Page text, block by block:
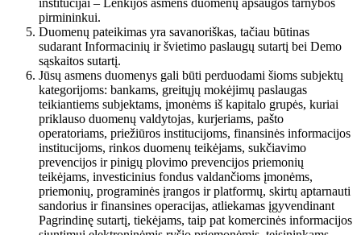
institucijai – Lenkijos asmens duomenų apsaugos tarnybos
pirmininkui.
Duomenų pateikimas yra savanoriškas, tačiau būtinas
sudarant Informacinių ir švietimo paslaugų sutartį bei Demo
sąskaitos sutartį.
Jūsų asmens duomenys gali būti perduodami šioms subjektų
kategorijoms: bankams, greitųjų mokėjimų paslaugas
teikiantiems subjektams, įmonėms iš kapitalo grupės, kuriai
priklauso duomenų valdytojas, kurjeriams, pašto
operatoriams, priežiūros institucijoms, finansinės informacijos
institucijoms, rinkos duomenų teikėjams, sukčiavimo
prevencijos ir pinigų plovimo prevencijos priemonių
teikėjams, investicinius fondus valdančioms įmonėms,
priemonių, programinės įrangos ir platformų, skirtų aptarnauti
sandorius ir finansines operacijas, atliekamas įgyvendinant
Pagrindinę sutartį, tiekėjams, taip pat komercinės informacijos